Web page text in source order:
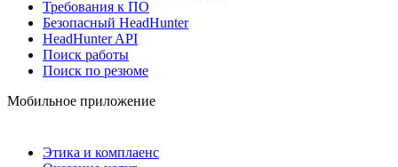
Требования к ПО
Безопасный HeadHunter
HeadHunter API
Поиск работы
Поиск по резюме
Мобильное приложение
Этика и комплаенс